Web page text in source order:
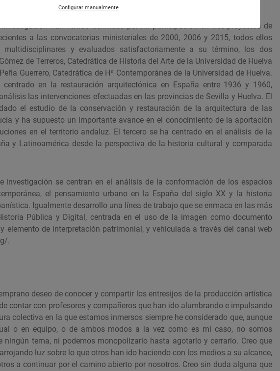
han venido definidas por mi participación en tres proyectos de
a las convocatorias ministeriales de 2000, 2006 y 2015, todos ellos
multidisciplinares y evaluados satisfactoriamente a su término, los dos
de Terreros, Catedrática de Historia del Arte de la Universidad de Huelva
Guerrero, Catedrática de Hª Contemporánea de la Universidad de Huelva.
en la restauración arquitectónica en España entre 1936 y 1960,
las intervenciones efectuadas en las provincias de Sevilla y Huelva. El
el estudio de la conservación y restauración de la arquitectura de las
y ha supuesto un importante avance en el conocimiento de la aportación
en el territorio andaluz. El tercero se ha centrado en el análisis de la
y Latinoamérica desde la perspectiva de la historia cultural y comparada
investigación se centran en el análisis de la conformación de los espacios
el pensamiento urbano en la España del siglo XX y la historia
Igualmente desarrollo una línea de trabajo que se enmaca en las más
Pública y Digital, centrada en el uso de la imagen como documento
elemento de interpretación patrimonial, y vehiculada a través del canal web
.
deseo de conocer y compartir los entresijos de la producción artística
contar con profesores y compañeros que han ido alumbrando e impulsando
colectiva en la que estamos inmersos siempre he considerado que, aunque
o en equipo, o de ambos modos a la vez como es mi caso, no somos
ningún tema, ni podemos monopolizarlo hasta agotarlo y cerrarlo. Creo que
luz sobre lo que otros han ido haciendo con los medios a su alcance,
a continuar por el camino abierto por nosotros. Creo sin duda alguna que
Configurar manualmente